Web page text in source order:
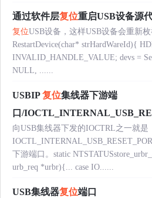
通过软件层复位重启USB设备源
复位USB设备，这样USB设备会重新
RestartDevice(char* strHardWareId){
INVALID_HANDLE_VALUE; devs =
NULL, ......
USBIP复位集线器下游端
口/
向USB集线器下发的IOCTRL之一就是
下游端口。static
urb_req *urbr){... case IO......
USB集线器复位端口